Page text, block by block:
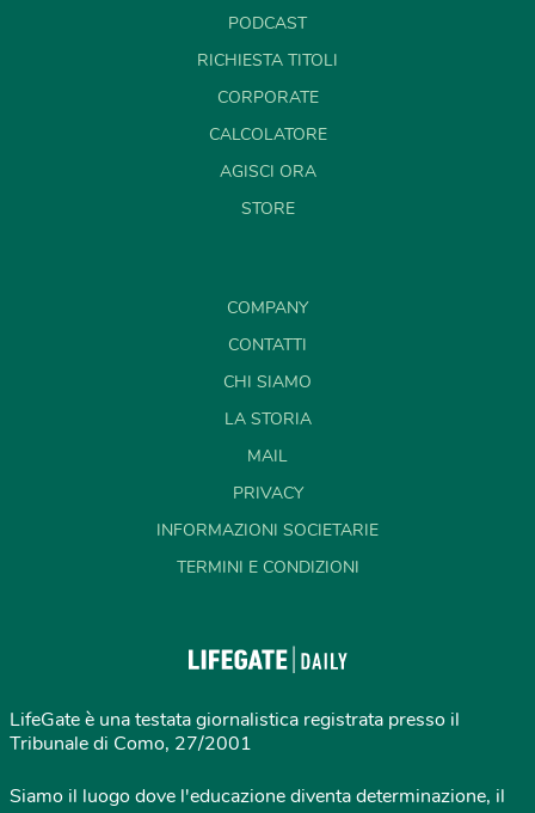
PODCAST
RICHIESTA TITOLI
CORPORATE
CALCOLATORE
AGISCI ORA
STORE
COMPANY
CONTATTI
CHI SIAMO
LA STORIA
MAIL
PRIVACY
INFORMAZIONI SOCIETARIE
TERMINI E CONDIZIONI
LifeGate è una testata giornalistica registrata presso il
Tribunale di Como, 27/2001
Siamo il luogo dove l'educazione diventa determinazione, il